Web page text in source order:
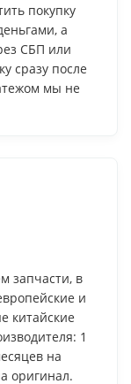
покупку
а
СБП или
сразу после
мы не
запчасти, в
и
китайские
1
на
оригинал.